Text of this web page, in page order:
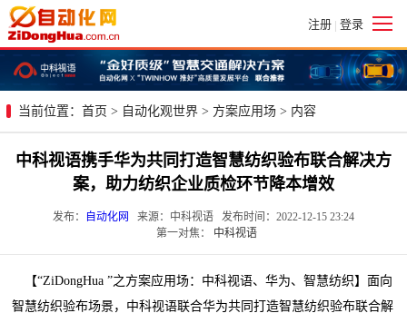
注册 | 登录
当前位置： 首页 > 自动化观世界 > 方案应用场 > 内容
中科视语携手华为共同打造智慧纺织验布联合解决方
案，助力纺织企业质检环节降本增效
发布： 自动化网
来源：中科视语 发布时间：2022-12-15 23:24
第一对焦：
中科视语
【“ZiDongHua ”之方案应用场：中科视语、华为、智慧纺织】面向
智慧纺织验布场景，中科视语联合华为共同打造智慧纺织验布联合解